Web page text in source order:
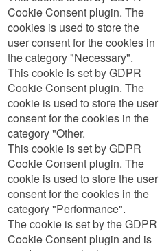
Cookie Consent plugin. The
cookies is used to store the
user consent for the cookies in
the category "Necessary".
This cookie is set by GDPR
Cookie Consent plugin. The
cookie is used to store the user
consent for the cookies in the
category "Other.
This cookie is set by GDPR
Cookie Consent plugin. The
cookie is used to store the user
consent for the cookies in the
category "Performance".
The cookie is set by the GDPR
Cookie Consent plugin and is